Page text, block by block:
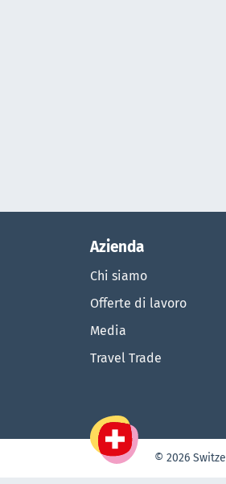
Azienda
Chi siamo
Offerte di lavoro
Media
Travel Trade
© 2026